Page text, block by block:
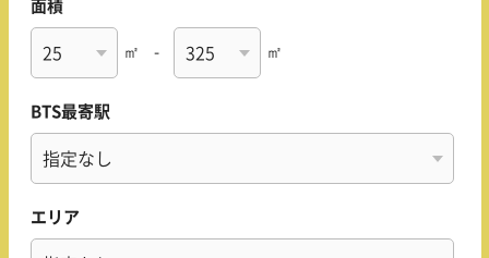
面積
㎡ - ㎡
BTS最寄駅
エリア